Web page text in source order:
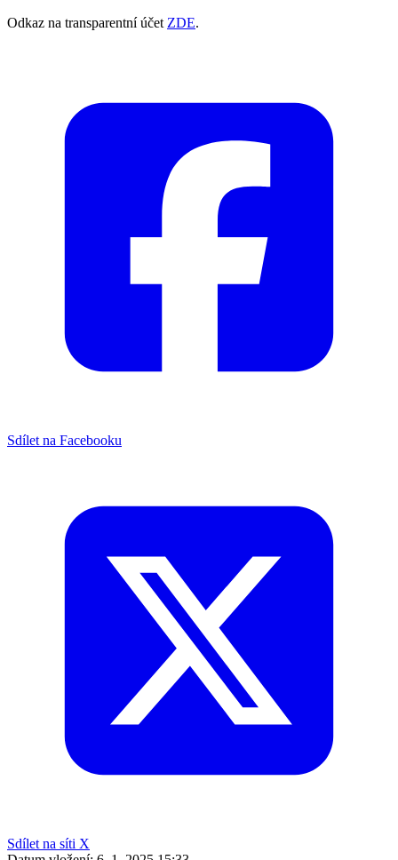
Odkaz na transparentní účet ZDE.
Sdílet na Facebooku
Sdílet na síti X